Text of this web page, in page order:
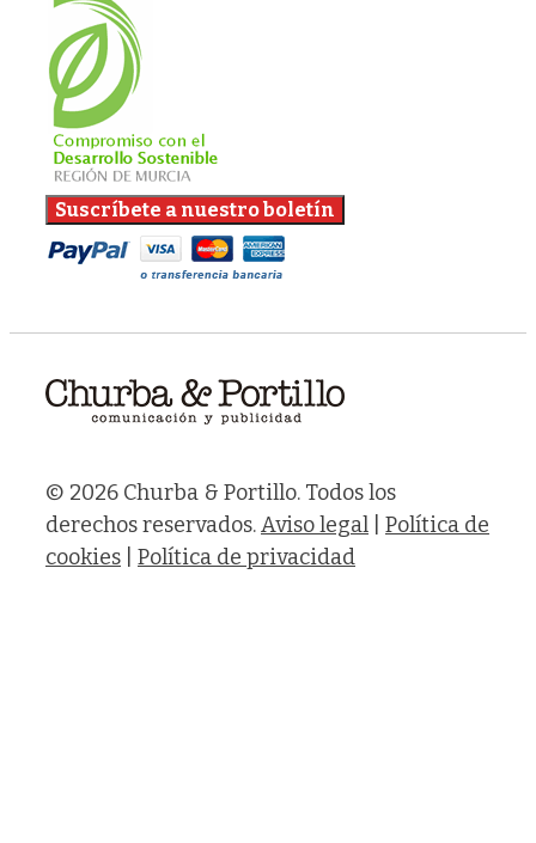
© 2026 Churba & Portillo. Todos los
derechos reservados.Aviso legal
Política de
cookies
Política de privacidad